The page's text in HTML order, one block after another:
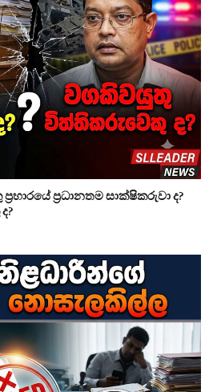
ප්‍රධානතම සාක්ෂිකරුවා ද?